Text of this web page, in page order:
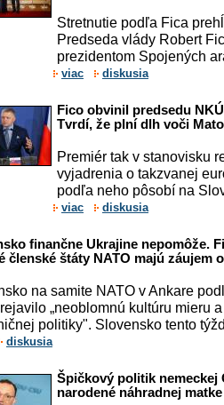
Stretnutie podľa Fica
Predseda vlády Robert
prezidentom Spojených
viac diskusia
Fico obvinil predsedu
Tvrdí, že plní dlh voči
Premiér tak v stanovisku
vyjadrenia o takzvanej
podľa neho pôsobí na
viac diskusia
finančne Ukrajine nepomôže.
členské štáty NATO majú záujem
na samite NATO v Ankare
„neoblomnú kultúru mieru
politiky". Slovensko tento
diskusia
Špičkový politik nemeckej
narodené náhradnej